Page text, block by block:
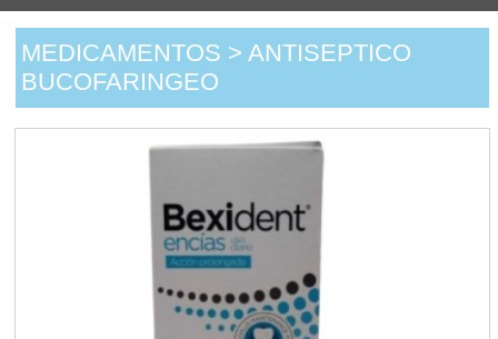
MEDICAMENTOS > ANTISEPTICO
BUCOFARINGEO